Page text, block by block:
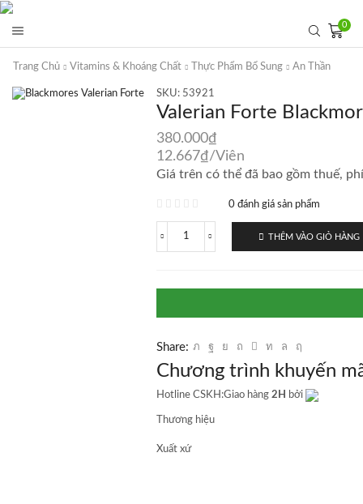
0
Trang Chủ Vitamins & Khoáng Chất Thực Phẩm Bổ Sung An Thần
SKU: 53921
Valerian Forte
380.000₫
12.667₫/Viên
Giá trên có thể đã bao gồm thuế,
0 đánh giá sản phẩm
Valerian
30
-
uống
ngon
số
THÊM VÀO GIỎ HÀNG
Share:
Chương trình khuyến
Hotline CSKH:Giao hàng 2H bởi
Thương hiệu
Xuất xứ